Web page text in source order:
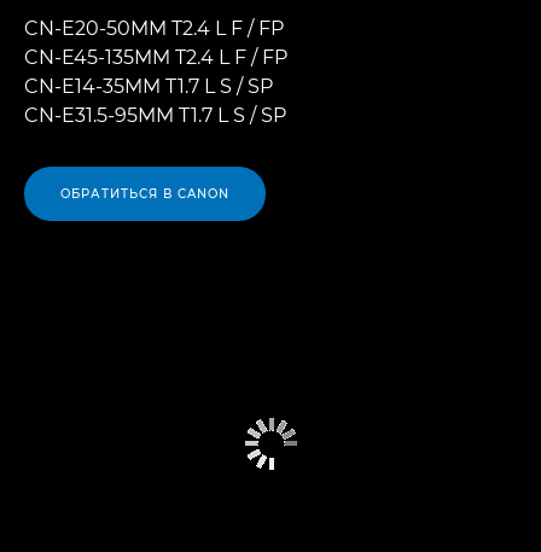
CN-E20-50MM T2.4 L F / FP
CN-E45-135MM T2.4 L F / FP
CN-E14-35MM T1.7 L S / SP
CN-E31.5-95MM T1.7 L S / SP
ОБРАТИТЬСЯ В CANON